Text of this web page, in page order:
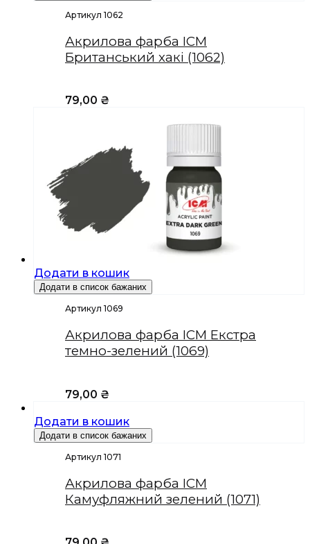
Артикул 1062
Акрилова фарба ICM
Британський хакі (1062)
79,00 ₴
Додати в кошик
Додати в список бажаних
Артикул 1069
Акрилова фарба ICM Екстра
темно-зелений (1069)
79,00 ₴
Додати в кошик
Додати в список бажаних
Артикул 1071
Акрилова фарба ICM
Камуфляжний зелений (1071)